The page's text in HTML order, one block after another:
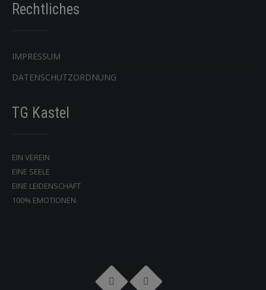
Rechtliches
IMPRESSUM
DATENSCHUTZORDNUNG
TG Kastel
EIN VEREIN
EINE SEELE
EINE LEIDENSCHAFT
100% EMOTIONEN